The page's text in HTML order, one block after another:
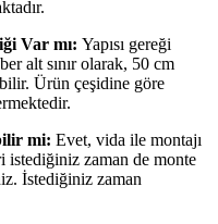
Var mı: Yapısı gereği
alt sınır olarak, 50 cm
Ürün çeşidine göre
mi: Evet, vida ile montajı
istediğiniz zaman de monte
İstediğiniz zaman